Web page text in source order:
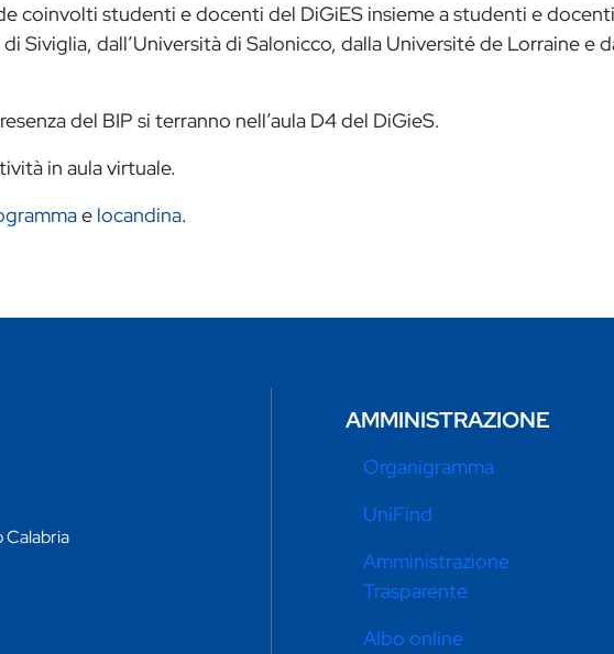
coinvolti studenti e docenti del DiGiES insieme a studenti e
Siviglia, dall’Università di Salonicco, dalla Université de Lorraine e
del BIP si terranno nell’aula D4 del DiGieS.
in aula virtuale.
e locandina.
Calabria
AMMINISTRAZIONE
Organigramma
UniFind
Amministrazione
Trasparente
Albo online